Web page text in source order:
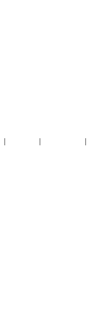
| |
|